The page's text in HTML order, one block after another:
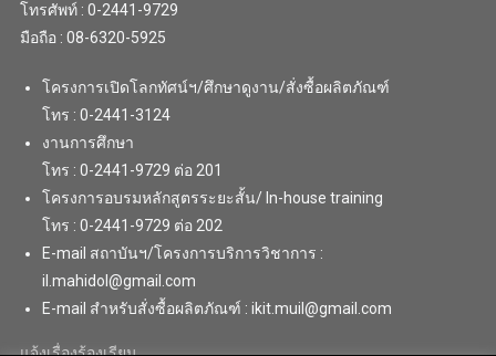
โทรศัพท์ : 0-2441-9729
มือถือ : 08-6320-5925
โครงการเปิดโลกทัศน์ฯ/ศึกษาดูงาน/สั่งซื้อผลิตภัณฑ์
โทร : 0-2441-3124
งานการศึกษา
โทร : 0-2441-9729 ต่อ 201
โครงการอบรมหลักสูตรระยะสั้น/ In-house training
โทร : 0-2441-9729 ต่อ 202
E-mail สถาบันฯ/โครงการบริการวิชาการ :
il.mahidol@gmail.com
E-mail สำหรับสั่งซื้อผลิตภัณฑ์ : ikit.muil@gmail.com